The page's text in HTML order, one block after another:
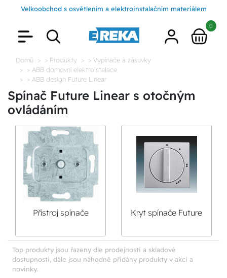
Velkoobchod s osvětlením a elektroinstalačním materiálem
0
Domů > Produkty
> Vypínače a zásuvky
> ABB domovní elektroistalace
> ABB design Future Linear
Spínač Future Linear s otočným
ovládáním
Přístroj spínače
otočným ovládáním
Kryt spínače Future
ovládáním
Top produkty jsou řazeny dle prodejnosti a skladové
dostupnosti, dále jsou náhodně přidány produkty v akci a
novinky.